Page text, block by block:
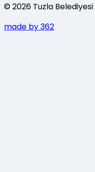
©2026 Tuzla Belediyesi
made by 362